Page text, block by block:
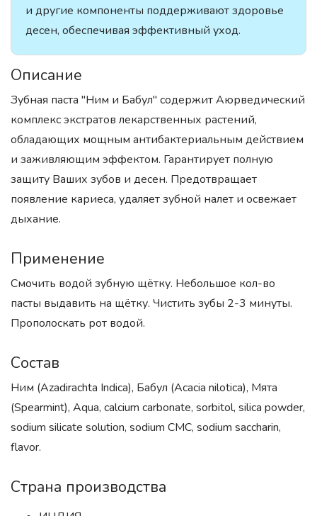
и другие компоненты поддерживают здоровье
десен, обеспечивая эффективный уход.
Описание
Зубная паста "Ним и Бабул" содержит Аюрведический
комплекс экстратов лекарственных растений,
обладающих мощным антибактериальным действием
и заживляющим эффектом. Гарантирует полную
защиту Ваших зубов и десен. Предотвращает
появление кариеса, удаляет зубной налет и освежает
дыхание.
Применение
Смочить водой зубную щётку. Небольшое кол-во
пасты выдавить на щётку. Чистить зубы 2-3 минуты.
Прополоскать рот водой.
Состав
Ним (Azadirachta Indica), Бабул (Acacia nilotica), Мята
(Spearmint), Aqua, calcium carbonate, sorbitol, silica powder,
sodium silicate solution, sodium CMC, sodium saccharin,
flavor.
Страна производства